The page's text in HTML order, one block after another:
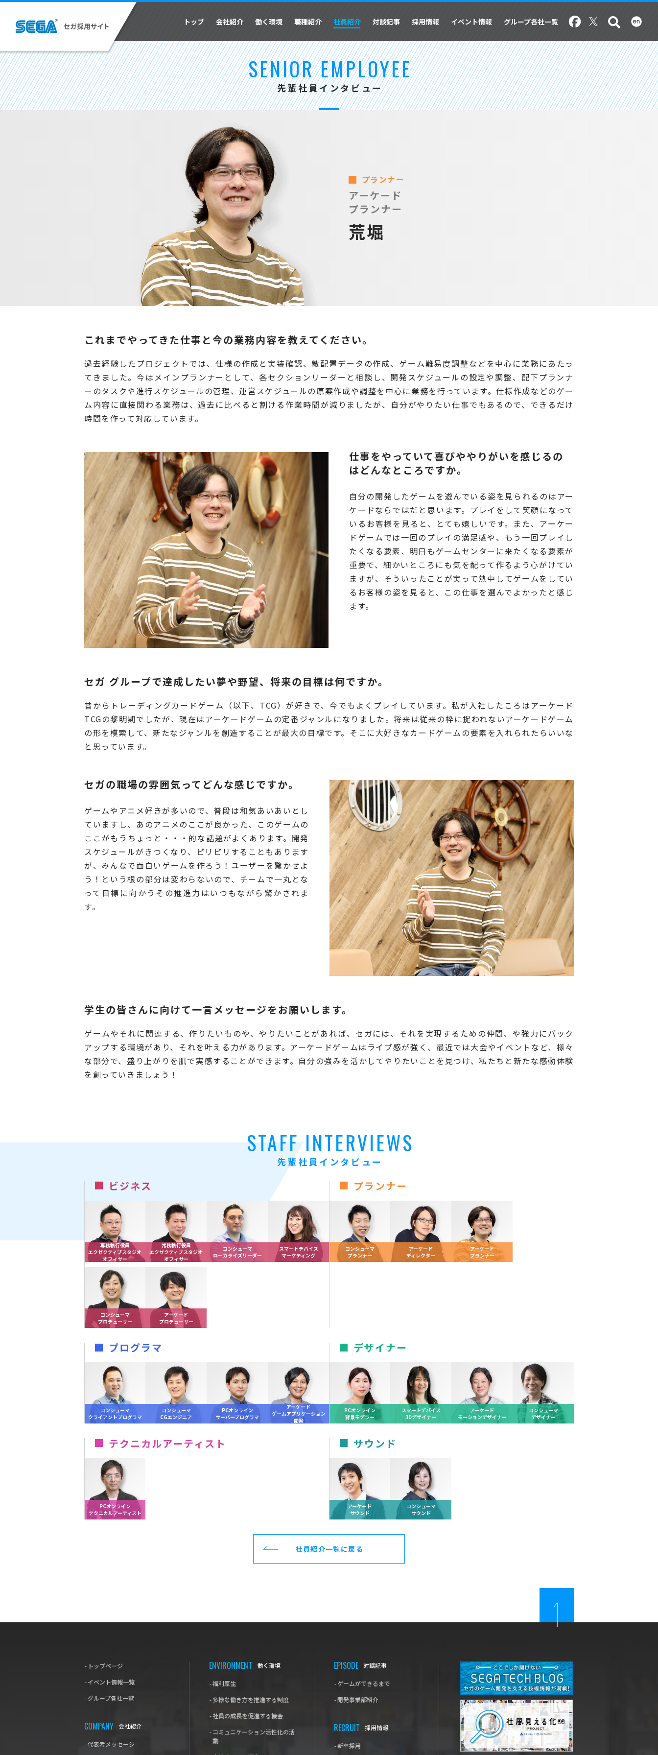
トップ 会社紹介
代表者メッセージ
働く環境
コミュニケーション活性化の活動
職種紹介
社員紹介
対談記事
採用情報
イベント情報
グループ各社一覧
SENIOR EMPLOYEE
先輩社員インタビュー
プランナー
アーケード
プランナー
荒堀
これまでやってきた仕事と今の業務内容を教えてください。
過去経験したプロジェクトでは、仕様の作成と実装確認、敵配置データの作成、ゲーム難易度調整などを中心に業務にあたっ
てきました。今はメインプランナーとして、各セクションリーダーと相談し、開発スケジュールの設定や調整、配下プランナ
ーのタスクや進行スケジュールの管理、運営スケジュールの原案作成や調整を中心に業務を行っています。仕様作成などのゲー
ム内容に直接関わる業務は、過去に比べると割ける作業時間が減りましたが、自分がやりたい仕事でもあるので、できるだけ
時間を作って対応しています。
仕事をやっていて喜びややりがいを感じるの
はどんなところですか。
自分の開発したゲームを遊んでいる姿を見られるのはアー
ケードならではだと思います。プレイをして笑顔になって
いるお客様を見ると、とても嬉しいです。また、アーケー
ドゲームでは一回のプレイの満足感や、もう一回プレイし
たくなる要素、明日もゲームセンターに来たくなる要素が
重要で、細かいところにも気を配って作るよう心がけてい
ますが、そういったことが実って熱中してゲームをしてい
るお客様の姿を見ると、この仕事を選んでよかったと感じ
ます。
セガ グループで達成したい夢や野望、将来の目標は何ですか。
昔からトレーディングカードゲーム（以下、TCG）が好きで、今でもよくプレイしています。私が入社したころはアーケード
TCGの黎明期でしたが、現在はアーケードゲームの定番ジャンルになりました。将来は従来の枠に捉われないアーケードゲーム
の形を模索して、新たなジャンルを創造することが最大の目標です。そこに大好きなカードゲームの要素を入れられたらいいな
と思っています。
セガの職場の雰囲気ってどんな感じですか。
ゲームやアニメ好きが多いので、普段は和気あいあいとし
ていますし、あのアニメのここが良かった、このゲームの
ここがもうちょっと・・・的な話題がよくあります。開発
スケジュールがきつくなり、ピリピリすることもあります
が、みんなで面白いゲームを作ろう！ユーザーを驚かせよ
う！という根の部分は変わらないので、チームで一丸とな
って目標に向かうその推進力はいつもながら驚かされま
す。
学生の皆さんに向けて一言メッセージをお願いします。
ゲームやそれに関連する、作りたいものや、やりたいことがあれば、セガには、それを実現するための仲間、や強力にバック
アップする環境があり、それを叶える力があります。アーケードゲームはライブ感が強く、最近では大会やイベントなど、様々
な部分で、盛り上がりを肌で実感することができます。自分の強みを活かしてやりたいことを見つけ、私たちと新たな感動体験
を創っていきましょう！
STAFF INTERVIEWS
先輩社員インタビュー
ビジネス
専務執行役員
エクゼクティブスタジオ
オフィサー
常務執行役員
エクゼクティブスタジオ
オフィサー
コンシューマ
ローカライズリーダー
スマートデバイス
マーケティング
コンシューマ
プロデューサー
アーケード
プロデューサー
プランナー
コンシューマ
プランナー
アーケード
ディレクター
アーケード
プランナー
プログラマ
コンシューマ
クライアントプログラマ
コンシューマ
CGエンジニア
PCオンライン
サーバープログラマ
アーケード
ゲームアプリケーション
開発
デザイナー
PCオンライン
背景モデラー
スマートデバイス
3Dデザイナー
アーケード
モーションデザイナー
コンシューマ
デザイナー
テクニカルアーティスト
PCオンライン
テクニカルアーティスト
サウンド
アーケード
サウンド
コンシューマ
サウンド
社員紹介一覧に戻る
- トップページ
- イベント情報一覧
- グループ各社一覧
COMPANY 会社紹介
-代表者メッセージ
ENVIRONMENT 働く環境
-福利厚生
-多様な働き方を推進する制度
- 社員の成長を促進する機会
- コミュニケーション活性化の活
動
EPISODE 対談記事
- ゲームができるまで
-開発事業部紹介
RECRUIT 採用情報
-新卒採用